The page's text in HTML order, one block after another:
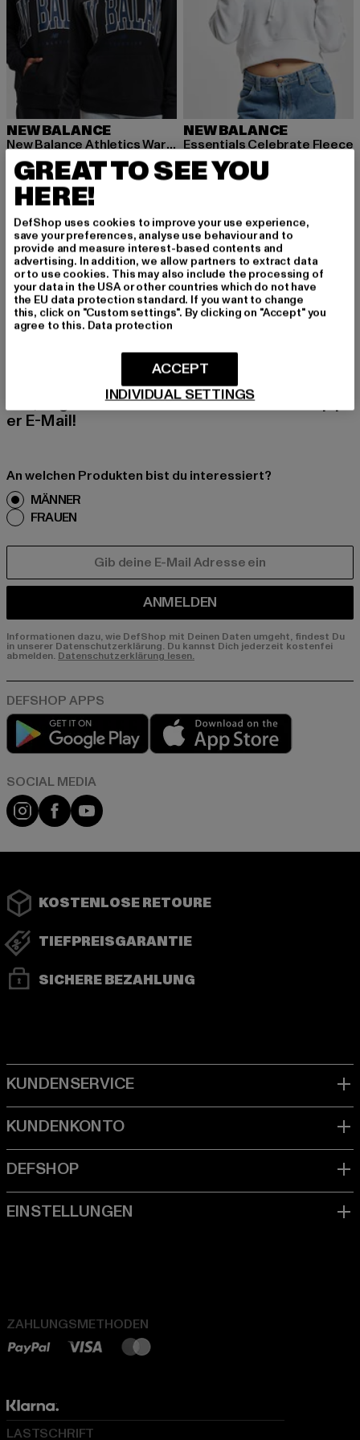
NEW BALANCE
New Balance Athletics Warped Classics Sweater
41,35 EUR
Derzeitiger Preis: 41,35 EUR
89,90 EURAktionspreis: 89,90 EUR
NEW BALANCE
Essentials Celebrate Fleece
32,80 EUR
Derzeitiger Preis: 32,80 EUR
79,99 EUR
MELDE DICH AN, UM
INSPIRIERT ZU BLEI
BEN!
Melde dich hier für unseren Newsletter an und
erhalte künftig Informationen über aktuelle Tre
nds, Angebote und Gutscheine von DefShop p
er E-Mail!
An welchen Produkten bist du interessiert?
MÄNNER
FRAUEN
ANMELDEN
Informationen dazu, wie DefShop mit Deinen Daten umgeht, findest Du
in unserer Datenschutzerklärung. Du kannst Dich jederzeit kostenfei
abmelden. Datenschutzerklärung lesen.
Play market
Instagram
FacebookYouTube
KOSTENLOSE RETOURE
TIEFPREISGARANTIE
SICHERE BEZAHLUNG
ZAHLUNGSMETHODEN
LASTSCHRIFT
GREAT TO SEE YOU
HERE!
DefShop uses cookies to improve your use experience,
save your preferences, analyse use behaviour and to
provide and measure interest-based contents and
advertising. In addition, we allow partners to extract data
or to use cookies. This may also include the processing of
your data in the USA or other countries which do not have
the EU data protection standard. If you want to change
this, click on "Custom settings". By clicking on "Accept" you
agree to this. Data protection
INDIVIDUAL SETTINGS
ACCEPT